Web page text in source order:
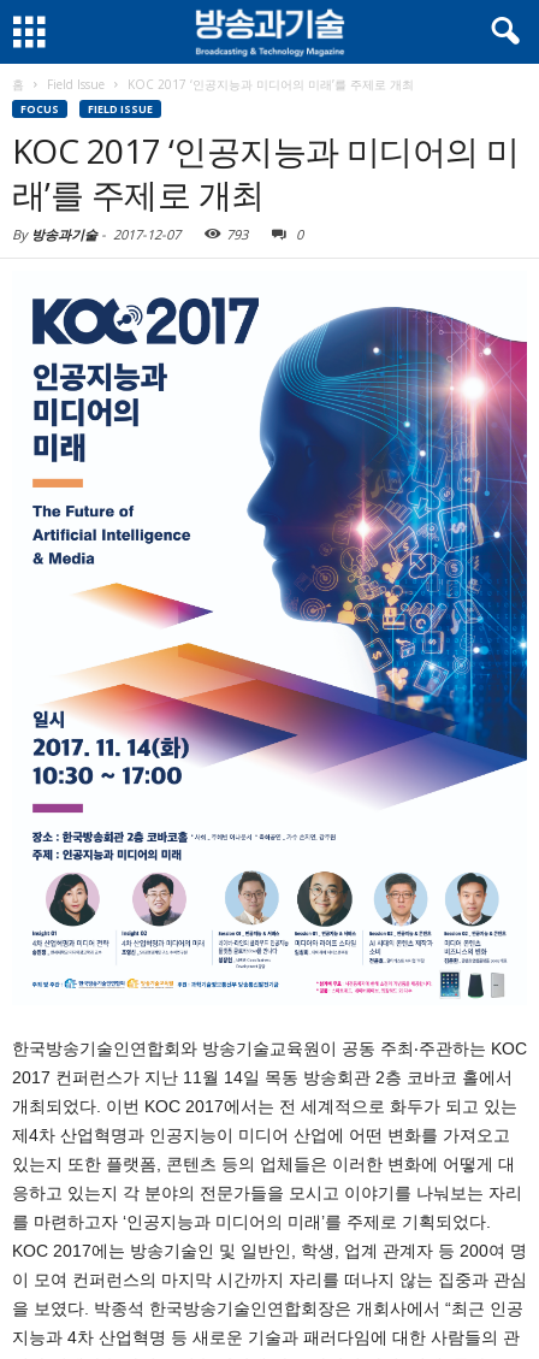
홈 Field Issue KOC 2017 ‘인공지능과 미디어의 미래’를 주제로 개최
FOCUS FIELD ISSUE
KOC 2017 ‘인공지능과 미디어의 미
래’를 주제로 개최
By 방송과기술- 2017-12-07 793 0
한국방송기술인연합회와 방송기술교육원이 공동 주최‧주관하는 KOC
2017 컨퍼런스가 지난 11월 14일 목동 방송회관 2층 코바코 홀에서
개최되었다. 이번 KOC 2017에서는 전 세계적으로 화두가 되고 있는
제4차 산업혁명과 인공지능이 미디어 산업에 어떤 변화를 가져오고
있는지 또한 플랫폼, 콘텐츠 등의 업체들은 이러한 변화에 어떻게 대
응하고 있는지 각 분야의 전문가들을 모시고 이야기를 나눠보는 자리
를 마련하고자 ‘인공지능과 미디어의 미래’를 주제로 기획되었다.
KOC 2017에는 방송기술인 및 일반인, 학생, 업계 관계자 등 200여 명
이 모여 컨퍼런스의 마지막 시간까지 자리를 떠나지 않는 집중과 관심
을 보였다. 박종석 한국방송기술인연합회장은 개회사에서 “최근 인공
지능과 4차 산업혁명 등 새로운 기술과 패러다임에 대한 사람들의 관